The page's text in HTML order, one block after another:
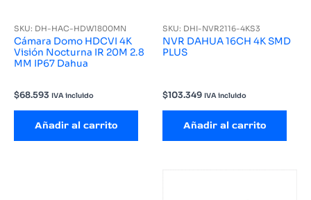
SKU: DH-HAC-HDW1800MN
Cámara Domo HDCVI 4K
Visión Nocturna IR 20M 2.8
MM IP67 Dahua
$68.593 IVA incluido
Añadir al carrito
SKU: DHI-NVR2116-4KS3
NVR DAHUA 16CH 4K SMD
PLUS
$103.349 IVA incluido
Añadir al carrito